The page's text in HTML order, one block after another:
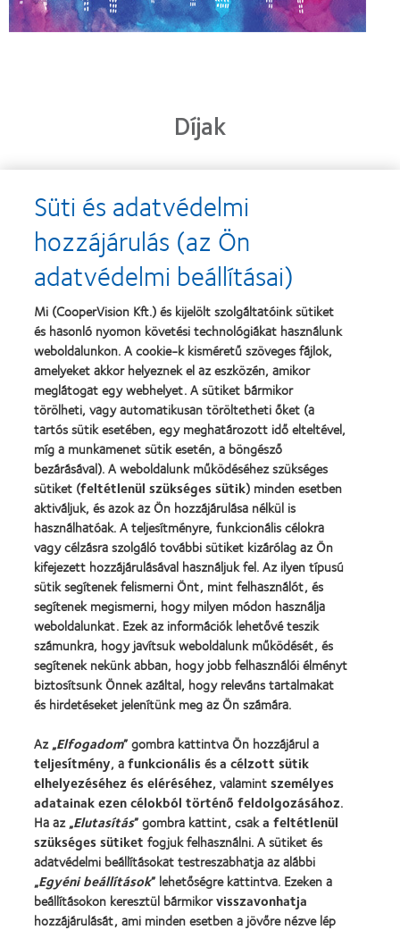
Díjak
Learn
more
about
2013.
évi
Silmo
d’Or
díj
a
legjobb
termékért
–
MyDay™
Learn
more
about
„Contact
Lens
Product
the
Year”,
2013
Learn
more
about
Magyar
Vakok
és
Gyengénlátók
Országos
Szövetsége
Learn
more
about
"BCLA
Award",
2019
Termékeink
Találja meg a lencséjét
Kontaktlencse-technológia
Kontaktlencsék és a látás
Új viselő
Tapasztalt viselő
Blog
Karrierlehetőségek a CooperVisionnél
Hírközpont
Kapcsolat
Jogi információk
Adatvédelmi szabályzat
Cookie szabályzat
Süti és adatvédelmi
hozzájárulás (az Ön
adatvédelmi beállításai)
Mi (CooperVision Kft.) és kijelölt szolgáltatóink sütiket
és hasonló nyomon követési technológiákat használunk
weboldalunkon. A cookie-k kisméretű szöveges fájlok,
amelyeket akkor helyeznek el az eszközén, amikor
meglátogat egy webhelyet. A sütiket bármikor
törölheti, vagy automatikusan töröltetheti őket (a
tartós sütik esetében, egy meghatározott idő elteltével,
míg a munkamenet sütik esetén, a böngésző
bezárásával). A weboldalunk működéséhez szükséges
sütiket (feltétlenül szükséges sütik) minden esetben
aktiváljuk, és azok az Ön hozzájárulása nélkül is
használhatóak. A teljesítményre, funkcionális célokra
vagy célzásra szolgáló további sütiket kizárólag az Ön
kifejezett hozzájárulásával használjuk fel. Az ilyen típusú
sütik segítenek felismerni Önt, mint felhasználót, és
segítenek megismerni, hogy milyen módon használja
weboldalunkat. Ezek az információk lehetővé teszik
számunkra, hogy javítsuk weboldalunk működését, és
segítenek nekünk abban, hogy jobb felhasználói élményt
biztosítsunk Önnek azáltal, hogy releváns tartalmakat
és hirdetéseket jelenítünk meg az Ön számára.
Az „Elfogadom” gombra kattintva Ön hozzájárul a
teljesítmény, afunkcionálisésa célzott sütik
elhelyezéséhez és eléréséhez, valamintszemélyes
adatainak ezen célokból történő feldolgozásához.
Ha az „Elutasítás” gombra kattint, csaka feltétlenül
szükséges sütiket fogjuk felhasználni. A sütiket és
adatvédelmi beállításokat testreszabhatja az alábbi
„Egyéni beállítások” lehetőségre kattintva. Ezeken a
beállításokon keresztül bármikorvisszavonhatja
hozzájárulását, ami minden esetben a jövőre nézve lép